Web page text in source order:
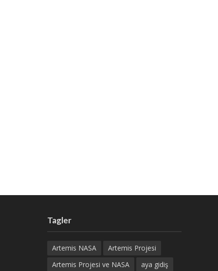
Tagler
Artemis NASA
Artemis Projesi
Artemis Projesi ve NASA
aya gidiş